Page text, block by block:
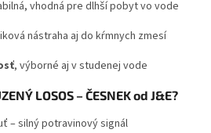
vhodná pre dlhší pobyt vo vode
nástraha aj do kŕmnych zmesí
, výborné aj v studenej vode
LOSOS – ČESNEK od J&E?
– silný potravinový signál